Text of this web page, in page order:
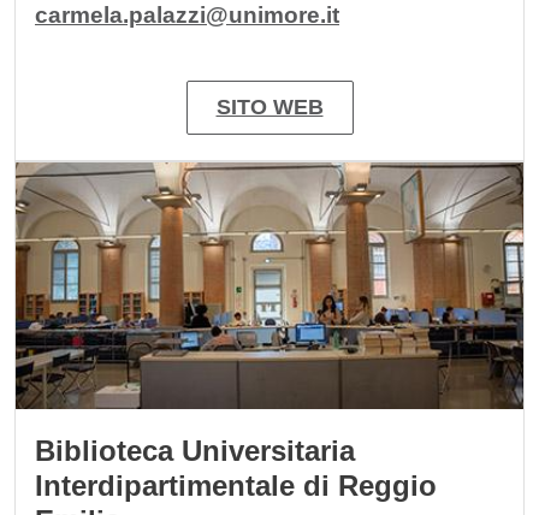
carmela.palazzi@unimore.it
SITO WEB
Image
Biblioteca Universitaria
Interdipartimentale di Reggio